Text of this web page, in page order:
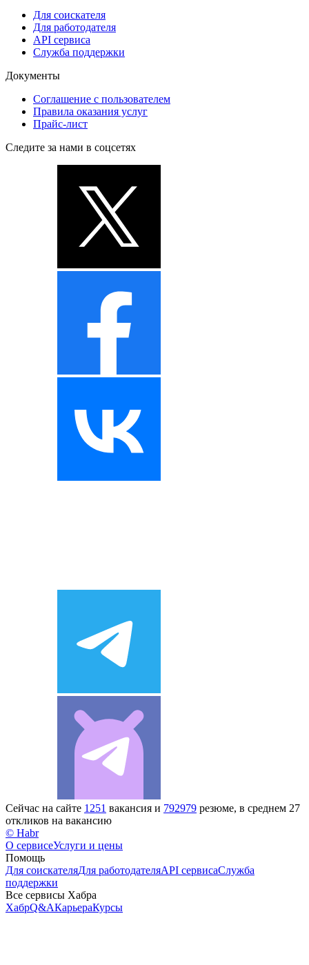
Для соискателя
Для работодателя
API сервиса
Служба поддержки
Документы
Соглашение с пользователем
Правила оказания услуг
Прайс-лист
Следите за нами в соцсетях
Сейчас на сайте 1251 вакансия и 792979 резюме, в среднем 27
откликов на вакансию
© Habr
О сервисеУслуги и цены
Помощь
Для соискателяДля работодателяAPI сервисаСлужба
поддержки
Все сервисы Хабра
ХабрQ&AКарьераКурсы